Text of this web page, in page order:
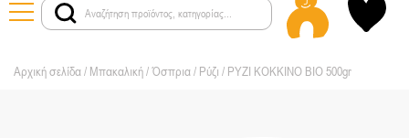
Αρχική σελίδα/ Μπακαλική/Όσπρια / Ρύζι / ΡΥΖΙ ΚΟΚΚΙΝΟ ΒΙΟ 500gr